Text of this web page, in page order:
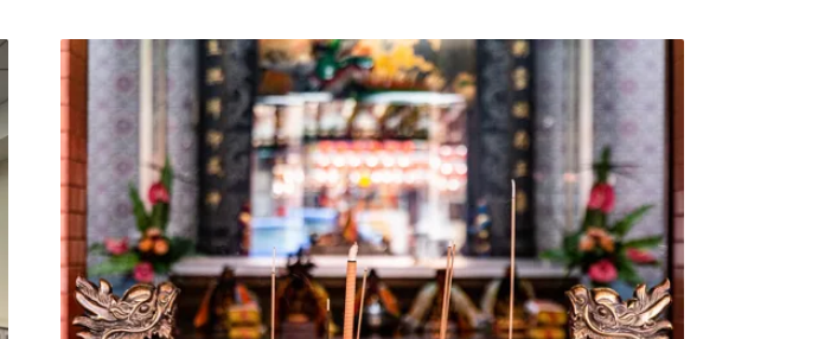
力發電設計，獎勵金額最高可達500萬元。示範獎勵辦法以「公民參與」、
「友善環境」、「複合利用」三大核心價值作為獎勵項目，強調在地居
民、社區團體或其他利害關係人進行交流合作，並建立具體之社區回饋機
制或共同利益分享模式。在友善環境方面，要求於規劃、開發與運行過程
採取改善保護措施，將對周邊周邊環境及自然生態影響最小化。複合利用
則是要求案場除了發